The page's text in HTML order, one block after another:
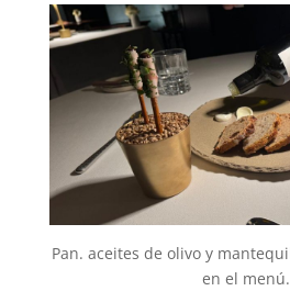
Pan. aceites de olivo y
en el menú.